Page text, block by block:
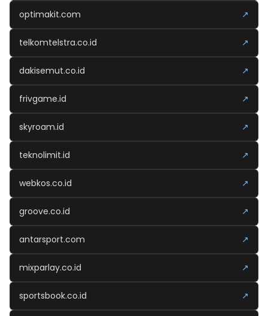
optimakit.com ↗
telkomtelstra.co.id ↗
dakisemut.co.id ↗
frivgame.id ↗
skyroam.id ↗
teknolimit.id ↗
webkos.co.id ↗
groove.co.id ↗
antarsport.com ↗
mixparlay.co.id ↗
sportsbook.co.id ↗